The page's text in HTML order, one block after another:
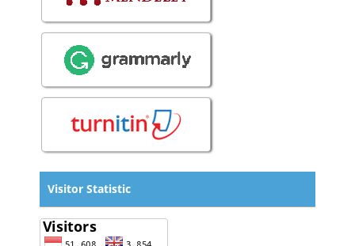
Visitor Statistic